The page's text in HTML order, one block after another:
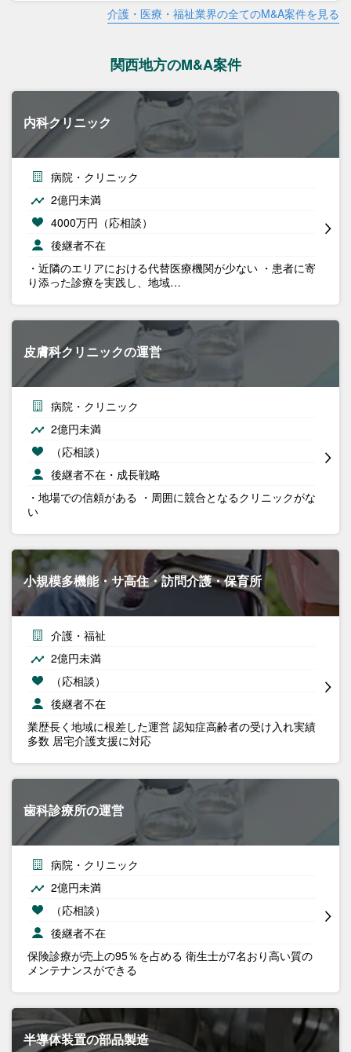
介護・医療・福祉業界の全てのM&A案件を見る
関西地方のM&A案件
内科クリニック
病院・クリニック
2億円未満
4000万円（応相談）
後継者不在
・近隣のエリアにおける代替医療機関が少ない ・患者に寄
り添った診療を実践し、地域…
皮膚科クリニックの運営
病院・クリニック
2億円未満
（応相談）
後継者不在・成長戦略
・地場での信頼がある ・周囲に競合となるクリニックがな
い
小規模多機能・サ高住・訪問介護・保育所
介護・福祉
2億円未満
（応相談）
後継者不在
業歴長く地域に根差した運営 認知症高齢者の受け入れ実績
多数 居宅介護支援に対応
歯科診療所の運営
病院・クリニック
2億円未満
（応相談）
後継者不在
保険診療が売上の95％を占める 衛生士が7名おり高い質の
メンテナンスができる
半導体装置の部品製造